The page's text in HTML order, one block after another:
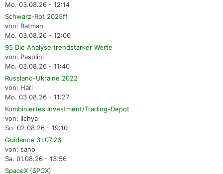
Mo. 03.08.26 - 12:14
Schwarz-Rot 2025ff
von: Batman
Mo. 03.08.26 - 12:00
95 Die Analyse trendstarker Werte
von: Pasolini
Mo. 03.08.26 - 11:40
Russland-Ukraine 2022
von: Hari
Mo. 03.08.26 - 11:27
Kombiniertes Investment/Trading-Depot
von: ilchya
So. 02.08.26 - 19:10
Guidance 31.07.26
von: sano
Sa. 01.08.26 - 13:56
SpaceX (SPCX)